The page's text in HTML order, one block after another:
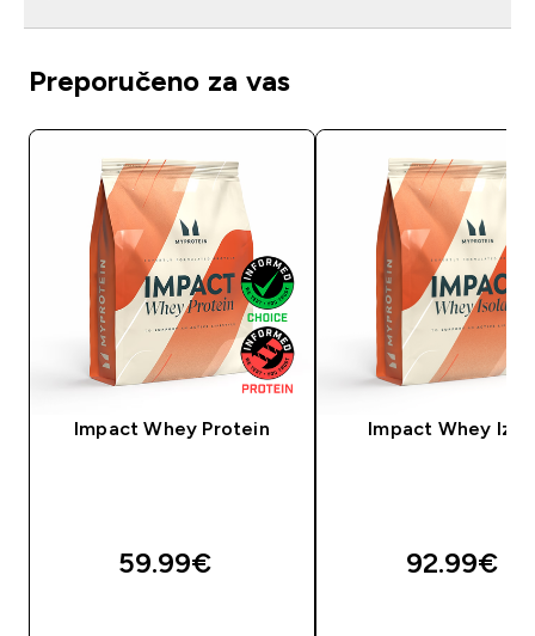
Preporučeno za vas
Impact Whey Protein
59.99€‎
Impact Whey
92.99€‎